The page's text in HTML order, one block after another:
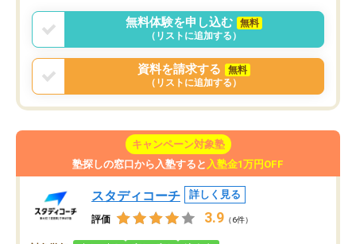
無料体験を申し込む
無料
（リストに追加する）
資料を請求する
無料
（リストに追加する）
キャンペーン対象塾
塾探しの窓口から入塾すると 入塾金1万円OFF
スタディコーチ 詳しく見る
評価 3.9 （6件）